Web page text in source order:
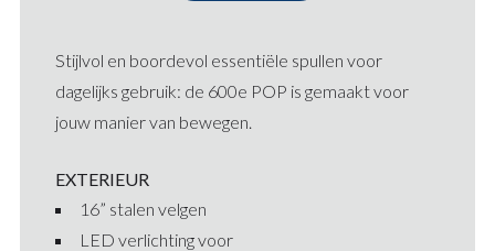
Stijlvol en boordevol essentiële spullen voor
dagelijks gebruik: de 600e POP is gemaakt voor
jouw manier van bewegen.
EXTERIEUR
16” stalen velgen
LED verlichting voor